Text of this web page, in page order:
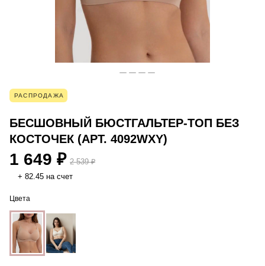
РАСПРОДАЖА
БЕСШОВНЫЙ БЮСТГАЛЬТЕР-ТОП БЕЗ
КОСТОЧЕК (АРТ. 4092WXY)
1 649 ₽ 2 539 ₽
+ 82.45 на счет
Цвета